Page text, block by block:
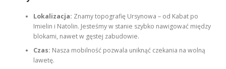
Lokalizacja: Znamy topografię Ursynowa – od Kabat po
Imielin i Natolin. Jesteśmy w stanie szybko nawigować między
blokami, nawet w gęstej zabudowie.
Czas: Nasza mobilność pozwala uniknąć czekania na wolną
lawetę.